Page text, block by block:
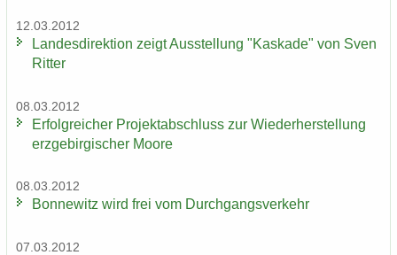
12.03.2012
Lan­des­di­rek­ti­on zeigt Aus­stel­lung "Kas­ka­de" von Sven
Rit­ter
08.03.2012
Er­folg­rei­cher Pro­jekt­ab­schluss zur Wie­der­her­stel­lung
erz­ge­bir­gi­scher Moore
08.03.2012
Bon­ne­witz wird frei vom Durch­gangs­ver­kehr
07.03.2012